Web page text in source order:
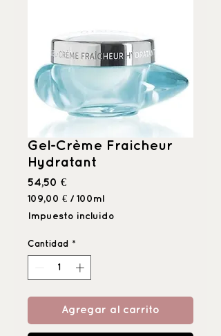
Gel-Crème Fraicheur
Hydratant
54,50 €Precio
109,00 € / 100ml
109,00 €
por
Mililitro
Impuesto incluido
Cantidad *
Agregar al carrito